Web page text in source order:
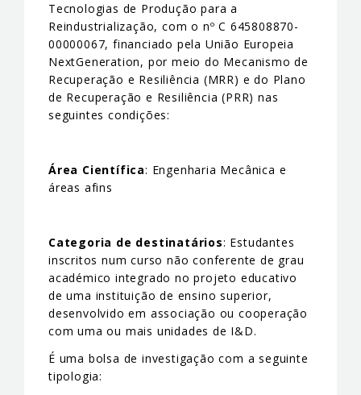
Tecnologias de Produção para a
Reindustrialização, com o nº C 645808870-
00000067, financiado pela União Europeia
NextGeneration, por meio do Mecanismo de
Recuperação e Resiliência (MRR) e do Plano
de Recuperação e Resiliência (PRR) nas
seguintes condições:
Área Científica: Engenharia Mecânica e
áreas afins
Categoria de destinatários: Estudantes
inscritos num curso não conferente de grau
académico integrado no projeto educativo
de uma instituição de ensino superior,
desenvolvido em associação ou cooperação
com uma ou mais unidades de I&D.
É uma bolsa de investigação com a seguinte
tipologia: